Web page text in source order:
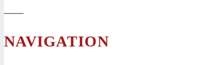
—
NAVIGATION